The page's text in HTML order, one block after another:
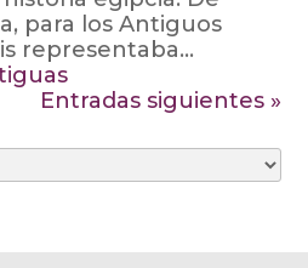
para los Antiguos
representaba...
Entradas siguientes »